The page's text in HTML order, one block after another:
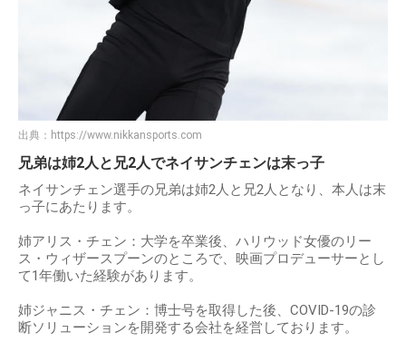
出典： https://www.nikkansports.com
兄弟は姉2人と兄2人でネイサンチェンは末っ子
ネイサンチェン選手の兄弟は姉2人と兄2人となり、本人は末
っ子にあたります。
姉アリス・チェン：大学を卒業後、ハリウッド女優のリー
ス・ウィザースプーンのところで、映画プロデューサーとし
て1年働いた経験があります。
姉ジャニス・チェン：博士号を取得した後、COVID-19の診
断ソリューションを開発する会社を経営しております。